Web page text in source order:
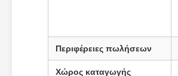
Περιφέρειες πωλήσεων
Χώρος καταγωγής